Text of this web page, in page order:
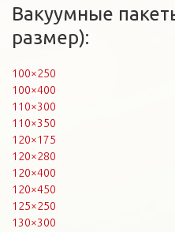
Вакуумные
размер):
100×250
100×400
110×300
110×350
120×175
120×280
120×400
120×450
125×250
130×300